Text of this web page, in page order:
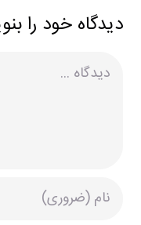
دیدگاه خود را